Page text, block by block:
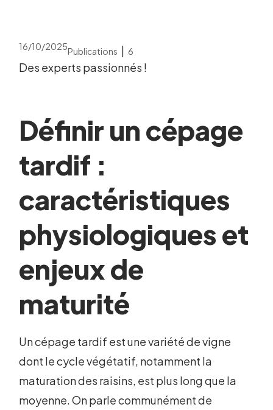
16/10/2025Publications | 6
Des experts passionnés !
Définir un cépage
tardif :
caractéristiques
physiologiques et
enjeux de
maturité
Un cépage tardif est une variété de vigne
dont le cycle végétatif, notamment la
maturation des raisins, est plus long que la
moyenne. On parle communément de